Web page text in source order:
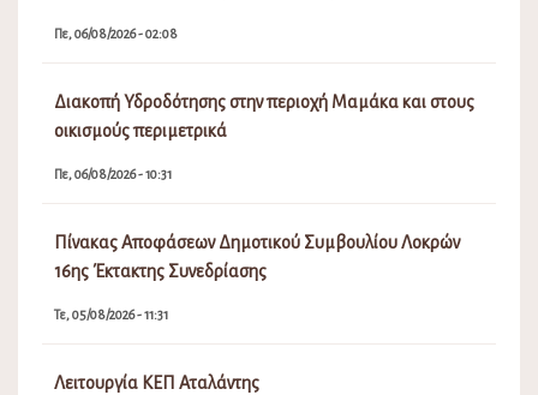
Πε, 06/08/2026 - 02:08
Διακοπή Υδροδότησης στην περιοχή Μαμάκα και στους
οικισμούς περιμετρικά
Πε, 06/08/2026 - 10:31
Πίνακας Αποφάσεων Δημοτικού Συμβουλίου Λοκρών
16ης Έκτακτης Συνεδρίασης
Τε, 05/08/2026 - 11:31
Λειτουργία ΚΕΠ Αταλάντης